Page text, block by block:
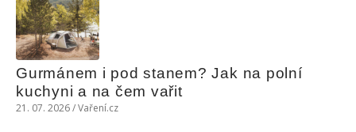
Gurmánem i pod stanem? Jak na polní
kuchyni a na čem vařit
21. 07. 2026 / Vaření.cz